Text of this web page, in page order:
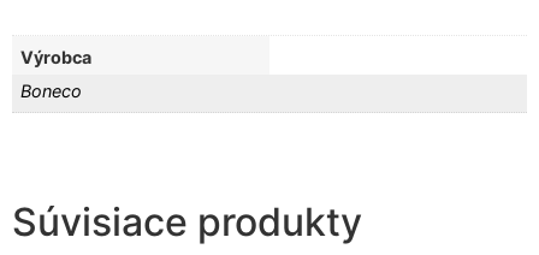
Výrobca
Boneco
Súvisiace produkty
Ak tieto
zmiznú.